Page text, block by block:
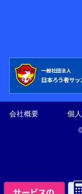
会社概要 個